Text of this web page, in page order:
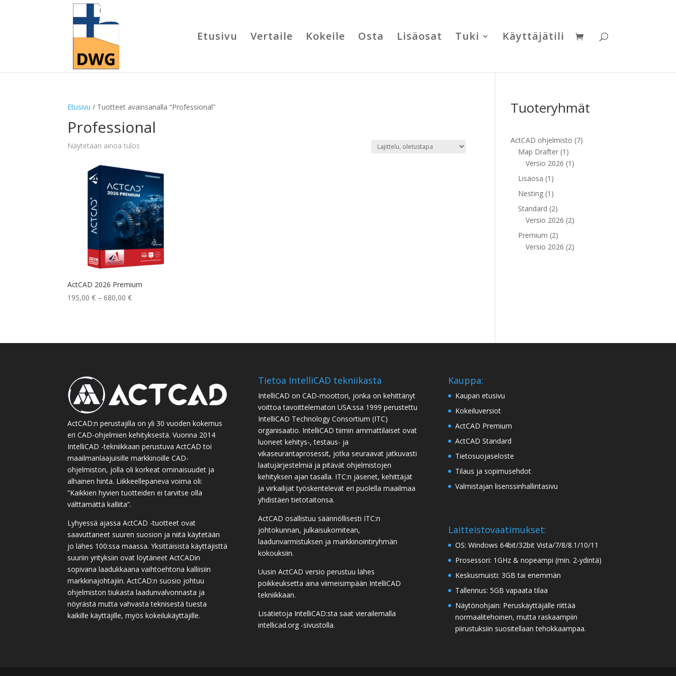
Etusivu Vertaile Kokeile Osta Lisäosat Tuki Käyttäjätili
Etusivu / Tuotteet avainsanalla “Professional”
Professional
Näytetään ainoa tulos
ActCAD 2026 Premium
195,00€ – 680,00€Hintaluokka:
Tuoteryhmät
ActCAD ohjelmisto 77
Map Drafter 1 1
tuote
Versio 2026 1 1
Lisäosa 1 1
tuote
Nesting 1 1
tuote
Standard 22
tuotetta
Versio 2026 22
Premium 22
tuotetta
Versio 2026 22
ActCAD:n perustajilla on yli 30 vuoden kokemus
eri CAD-ohjelmien kehityksestä. Vuonna 2014
IntelliCAD -tekniikkaan perustuva ActCAD toi
maailmanlaajuisille markkinoille CAD-
ohjelmiston, jolla oli korkeat ominaisuudet ja
alhainen hinta. Liikkeellepaneva voima oli:
”Kaikkien hyvien tuotteiden ei tarvitse olla
välttämättä kalliita”.
Lyhyessä ajassa ActCAD -tuotteet ovat
saavuttaneet suuren suosion ja niitä käytetään
jo lähes 100:ssa maassa. Yksittäisistä käyttäjisttä
suuriin yrityksiin ovat löytäneet ActCADin
sopivana laadukkaana vaihtoehtona kalliisiin
markkinajohtajiin. ActCAD:n suosio johtuu
ohjelmiston tiukasta laadunvalvonnasta ja
nöyrästä mutta vahvasta teknisestä tuesta
kaikille käyttäjille, myös kokeilukäyttäjille.
Tietoa IntelliCAD tekniikasta
IntelliCAD on CAD-moottori, jonka on kehittänyt
voittoa tavoittelematon USA:ssa 1999 perustettu
IntelliCAD Technology Consortium (ITC)
organisaatio. IntelliCAD tiimin ammattilaiset ovat
luoneet kehitys-, testaus- ja
vikaseurantaprosessit, jotka seuraavat jatkuvasti
laatujärjestelmiä ja pitävät ohjelmistojen
kehityksen ajan tasalla. ITC:n jäsenet, kehittäjät
ja virkailijat työskentelevät eri puolella maailmaa
yhdistäen tietotaitonsa.
ActCAD osallistuu säännöllisesti ITC:n
johtokunnan, julkaisukomitean,
laadunvarmistuksen ja markkinointiryhmän
kokouksiin.
Uusin ActCAD versio perustuu lähes
poikkeuksetta aina viimeisimpään IntelliCAD
tekniikkaan.
Lisätietoja IntelliCAD:sta saat vierailemalla
intellicad.org-sivustolla.
Kauppa:
Kaupan etusivu
Kokeiluversiot
ActCAD Premium
ActCAD Standard
Tietosuojaseloste
Tilaus ja sopimusehdot
Valmistajan lisenssinhallintasivu
Laitteistovaatimukset:
OS: Windows 64bit/32bit Vista/7/8/8.1/10/11
Prosessori: 1GHz & nopeampi (min. 2-ydintä)
Keskusmuisti: 3GB tai enemmän
Tallennus: 5GB vapaata tilaa
Näytönohjain: Peruskäyttäjälle riittää
normaalitehoinen, mutta raskaampiin
piirustuksiin suositellaan tehokkaampaa.